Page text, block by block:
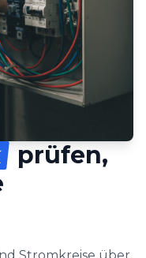
prüfen,